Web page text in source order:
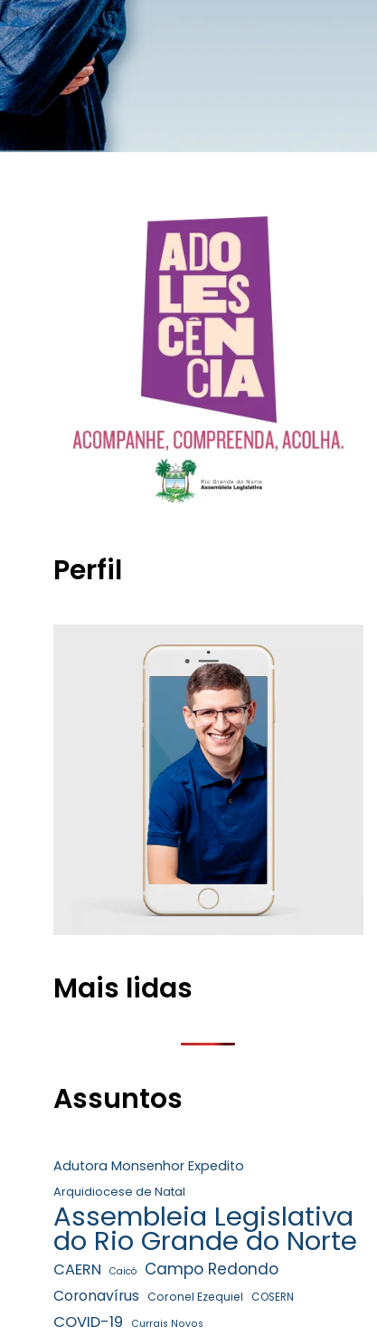
Perfil
Mais lidas
Assuntos
Adutora Monsenhor Expedito
Arquidiocese de Natal
Assembleia Legislativa
do Rio Grande do Norte
CAERN Caicó Campo Redondo
Coronavírus Coronel Ezequiel COSERN
COVID-19 Currais Novos